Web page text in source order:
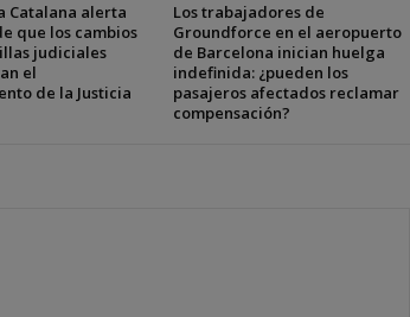
Catalana alerta
que los cambios
judiciales
el
de la Justicia
Los trabajadores de
Groundforce en el aeropuerto
de Barcelona inician huelga
indefinida: ¿pueden los
pasajeros afectados reclamar
compensación?